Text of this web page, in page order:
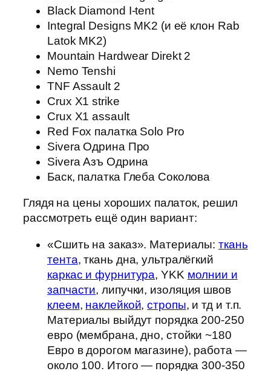
Black Diamond I-tent
Integral Designs MK2 (и её клон Rab
Latok MK2)
Mountain Hardwear Direkt 2
Nemo Tenshi
TNF Assault 2
Crux X1 strike
Crux X1 assault
Red Fox палатка Solo Pro
Sivera Одрина Про
Sivera Азъ Одрина
Баск, палатка Глеба Соколова
Глядя на цены хороших палаток, решил
рассмотреть ещё один вариант:
«Сшить на заказ». Материалы:ткань
тента, ткань дна, ультралёгкий
каркас и фурнитура, YKK молнии и
запчасти, липучки, изоляция швов
клеем, наклейкой,стропы, и тд и т.п.
Материалы выйдут порядка 200-250
евро (мембрана, дно, стойки ~180
Евро в дорогом магазине), работа —
около 100. Итого — порядка 300-350